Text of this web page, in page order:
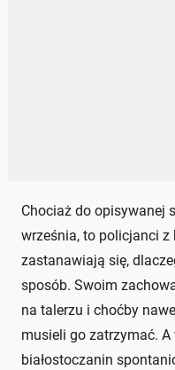
Chociaż do opisywanej
września, to policjanci z
zastanawiają się,
sposób. Swoim
na talerzu i choćby
musieli go zatrzymać.
białostoczanin